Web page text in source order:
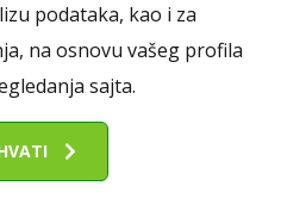
podataka, kao i za
na osnovu vašeg profila
sajta.